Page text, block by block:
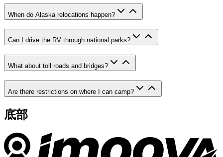
When do Alaska relocations happen?
Can I drive the RV through national parks?
What about toll roads and bridges?
Are there restrictions on where I can camp?
底部